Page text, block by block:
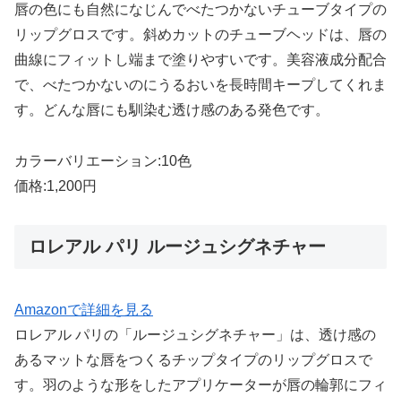
唇の色にも自然になじんでべたつかないチューブタイプの
リップグロスです。斜めカットのチューブヘッドは、唇の
曲線にフィットし端まで塗りやすいです。美容液成分配合
で、べたつかないのにうるおいを長時間キープしてくれま
す。どんな唇にも馴染む透け感のある発色です。
カラーバリエーション:10色
価格:1,200円
ロレアル パリ ルージュシグネチャー
Amazonで詳細を見る
ロレアル パリの「ルージュシグネチャー」は、透け感の
あるマットな唇をつくるチップタイプのリップグロスで
す。羽のような形をしたアプリケーターが唇の輪郭にフィ